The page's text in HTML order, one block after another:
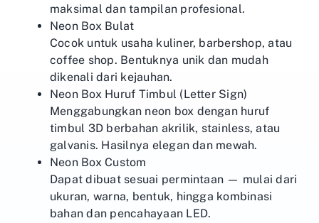
maksimal dan tampilan profesional.
Neon Box Bulat
Cocok untuk usaha kuliner, barbershop, atau
coffee shop. Bentuknya unik dan mudah
dikenali dari kejauhan.
Neon Box Huruf Timbul (Letter Sign)
Menggabungkan neon box dengan huruf
timbul 3D berbahan akrilik, stainless, atau
galvanis. Hasilnya elegan dan mewah.
Neon Box Custom
Dapat dibuat sesuai permintaan — mulai dari
ukuran, warna, bentuk, hingga kombinasi
bahan dan pencahayaan LED.